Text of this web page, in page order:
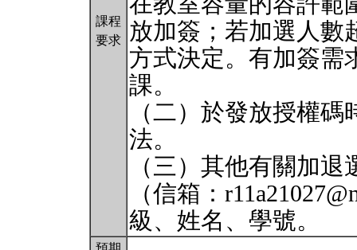
課程
要求
放加簽；若加選人數
方式決定。有加簽需
課。
（二）於發放授權
法。
（三）其他有關加
（信箱：
級、姓名、學號。